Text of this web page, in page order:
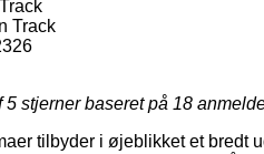
Track
5 stjerner baseret på 18
tilbyder i øjeblikket et bredt